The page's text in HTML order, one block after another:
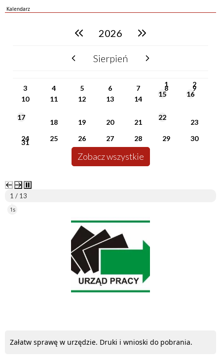
Kalendarz
poprzedni rok2026 następny rok
poprzedni miesiącSierpień następny miesiąc
1 2
3 4 5 6 7 8
9
10
11 12 13 14
15 16
17
18 19 20 21
22
23
24
25 26 27 28 29 30
31
Zobacz wszystkie
2 / 13
5s
Załatw sprawę w urzędzie. Druki i wnioski do pobrania.